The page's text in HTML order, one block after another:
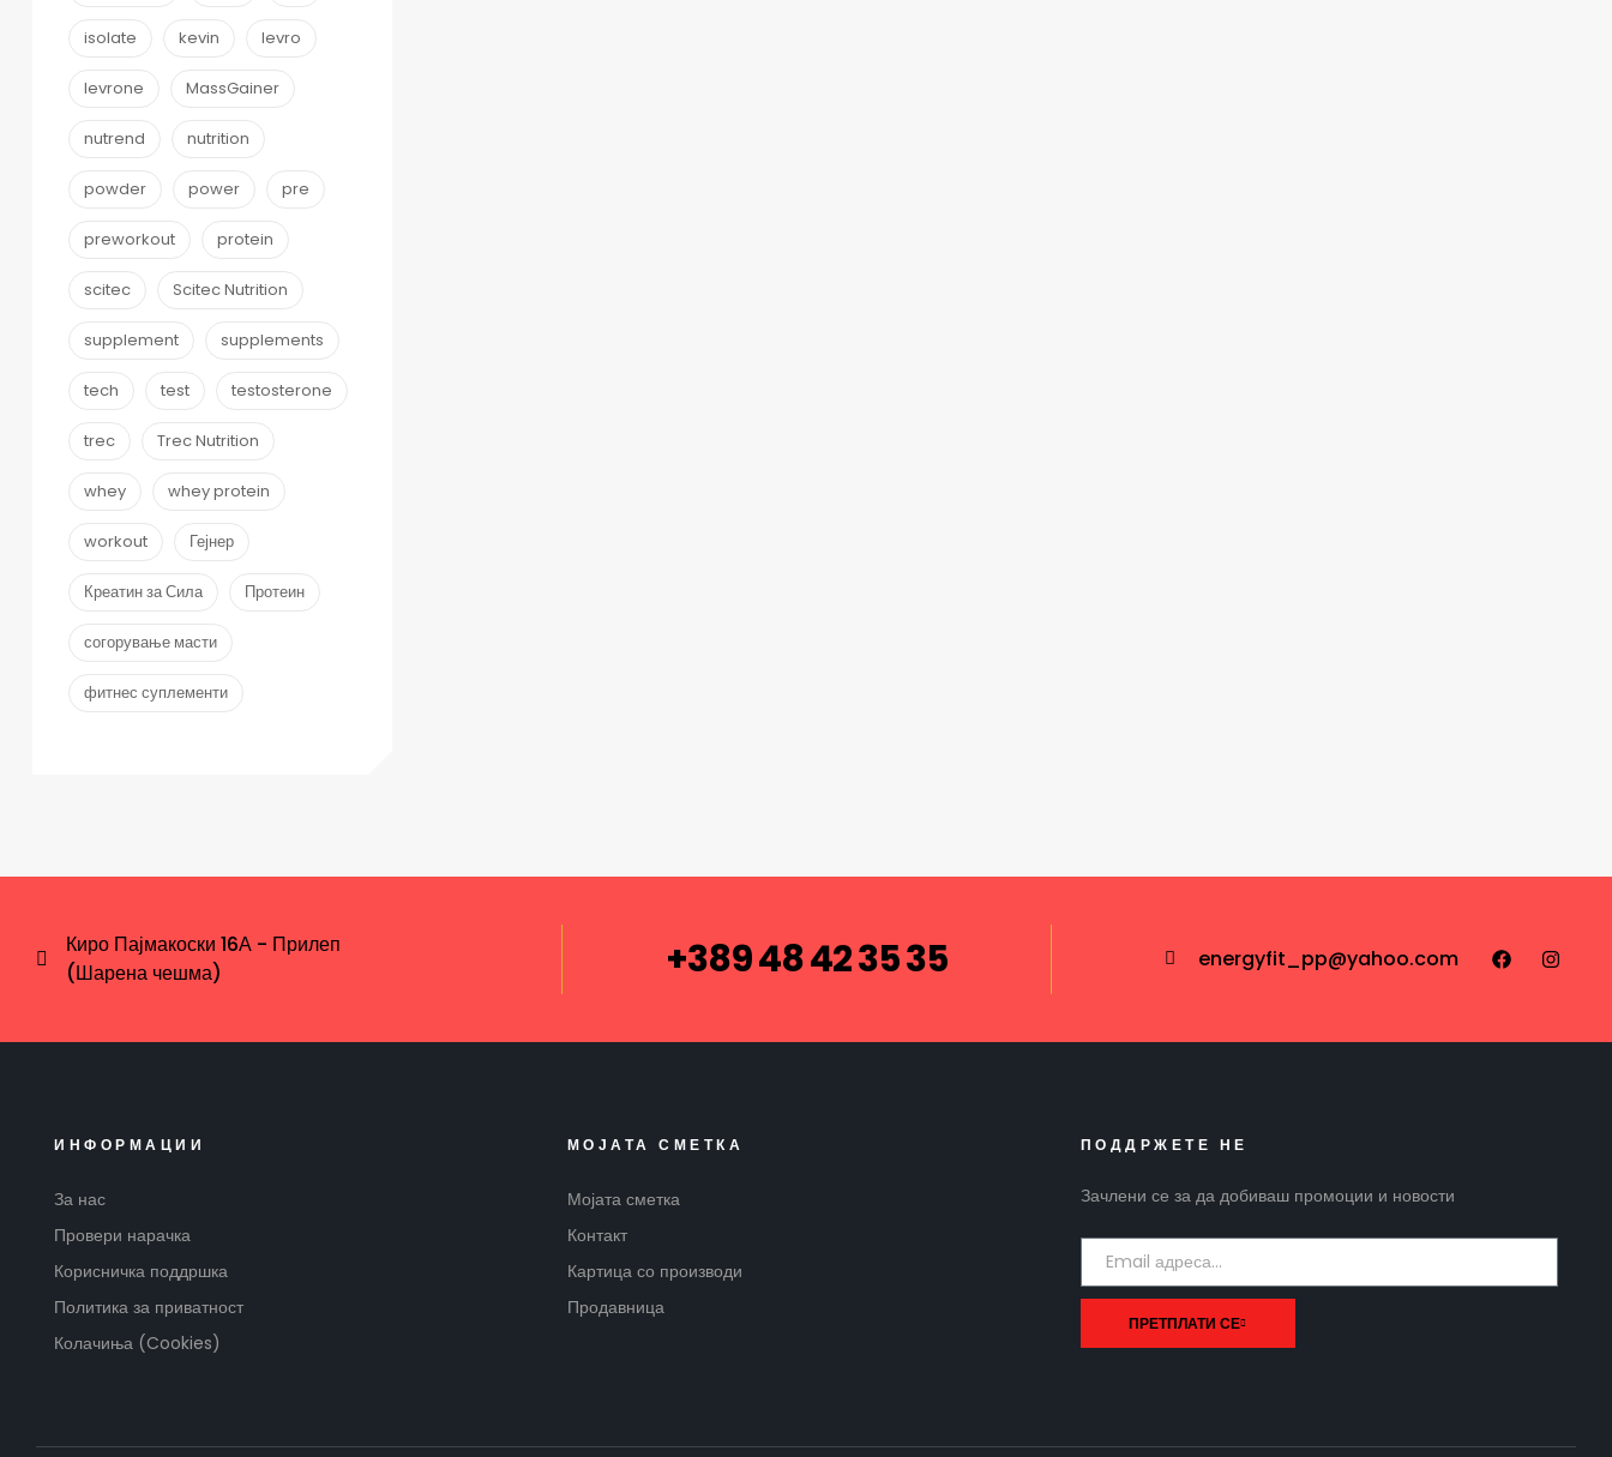
isolate kevin levro
levrone MassGainer
nutrend nutrition
powder power pre
preworkout protein
scitec Scitec Nutrition
supplement supplements
tech test testosterone
trec Trec Nutrition
whey whey protein
workout Гејнер
Креатин за Сила Протеин
согорување масти
фитнес суплементи
Киро Пајмакоски 16А - Прилеп
(Шарена чешма)
+389 48 42 35 35 energyfit_pp@yahoo.com
ИНФОРМАЦИИ
За нас
Провери нарачка
Корисничка поддршка
Политика за приватност
Колачиња (Cookies)
МОЈАТА СМЕТКА
Мојата сметка
Контакт
Картица со производи
Продавница
ПОДДРЖЕТЕ НЕ
Зачлени се за да добиваш промоции и новости
ПРЕТПЛАТИ СЕ